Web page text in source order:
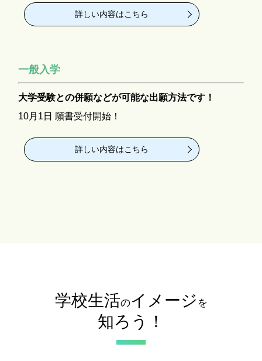
詳しい内容はこちら
一般入学
大学受験との併願などが可能な出願方法です！
10月1日 願書受付開始！
詳しい内容はこちら
学校生活のイメージ を
知ろう！